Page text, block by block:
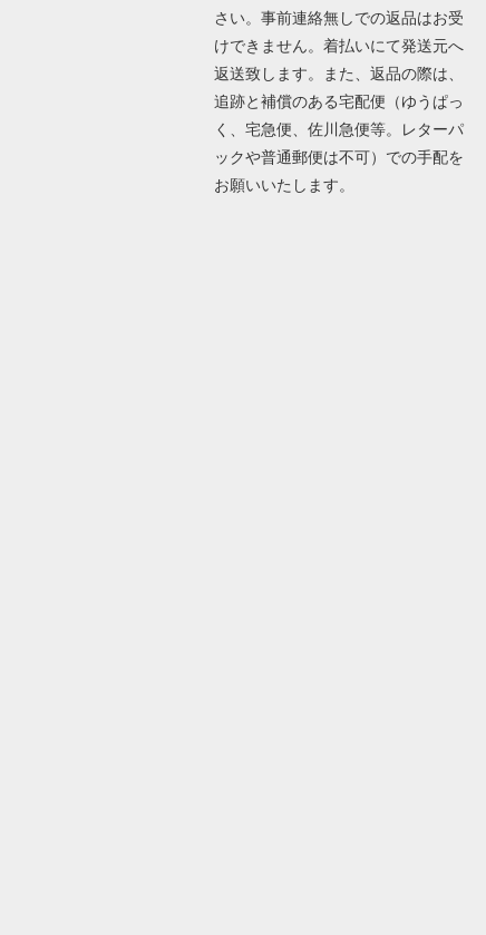
さい。事前連絡無しでの返品はお受
けできません。着払いにて発送元へ
返送致します。また、返品の際は、
追跡と補償のある宅配便（ゆうぱっ
く、宅急便、佐川急便等。レターパ
ックや普通郵便は不可）での手配を
お願いいたします。